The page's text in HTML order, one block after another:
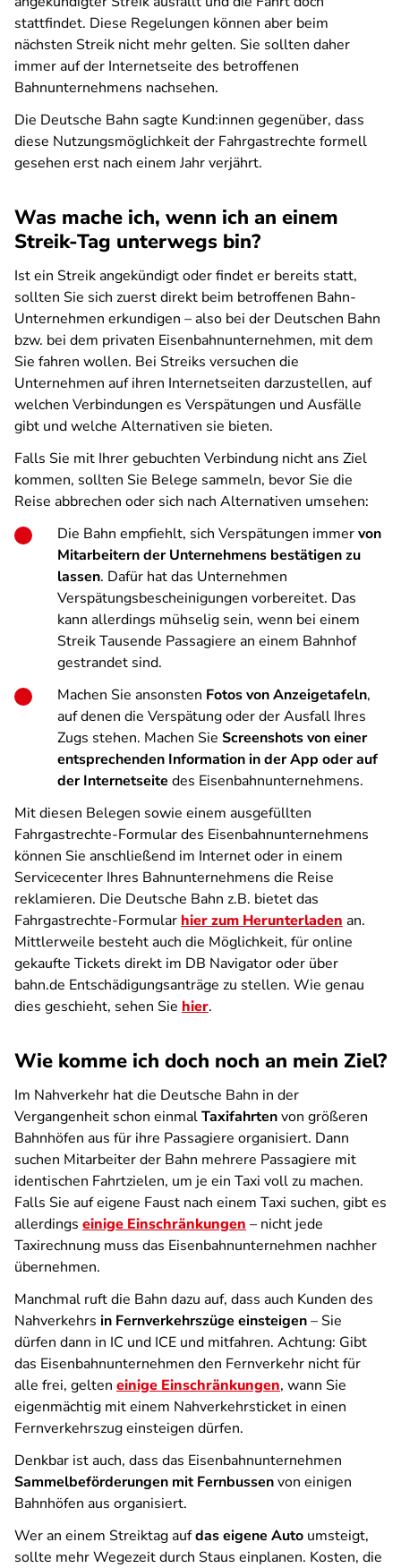
stattfindet. Diese Regelungen können aber beim
nächsten Streik nicht mehr gelten. Sie sollten daher
immer auf der Internetseite des betroffenen
Bahnunternehmens nachsehen.
Die Deutsche Bahn sagte Kund:innen gegenüber, dass
diese Nutzungsmöglichkeit der Fahrgastrechte formell
gesehen erst nach einem Jahr verjährt.
Was mache ich, wenn ich an einem
Streik-Tag unterwegs bin?
Ist ein Streik angekündigt oder findet er bereits statt,
sollten Sie sich zuerst direkt beim betroffenen Bahn-
Unternehmen erkundigen – also bei der Deutschen Bahn
bzw. bei dem privaten Eisenbahnunternehmen, mit dem
Sie fahren wollen. Bei Streiks versuchen die
Unternehmen auf ihren Internetseiten darzustellen, auf
welchen Verbindungen es Verspätungen und Ausfälle
gibt und welche Alternativen sie bieten.
Falls Sie mit Ihrer gebuchten Verbindung nicht ans Ziel
kommen, sollten Sie Belege sammeln, bevor Sie die
Reise abbrechen oder sich nach Alternativen umsehen:
Die Bahn empfiehlt, sich Verspätungen immervon
Mitarbeitern der Unternehmens bestätigen zu
lassen. Dafür hat das Unternehmen
Verspätungsbescheinigungen vorbereitet. Das
kann allerdings mühselig sein, wenn bei einem
Streik Tausende Passagiere an einem Bahnhof
gestrandet sind.
Machen Sie ansonsten Fotos von Anzeigetafeln,
auf denen die Verspätung oder der Ausfall Ihres
Zugs stehen. Machen Sie Screenshots von einer
entsprechenden Information in der App oder auf
der Internetseite des Eisenbahnunternehmens.
Mit diesen Belegen sowie einem ausgefüllten
Fahrgastrechte-Formular des Eisenbahnunternehmens
können Sie anschließend im Internet oder in einem
Servicecenter Ihres Bahnunternehmens die Reise
reklamieren. Die Deutsche Bahn z.B. bietet das
Fahrgastrechte-Formular hier zum Herunterladen an.
Mittlerweile besteht auch die Möglichkeit, für online
gekaufte Tickets direkt im DB Navigator oder über
bahn.de Entschädigungsanträge zu stellen. Wie genau
dies geschieht, sehen Sie hier.
Wie komme ich doch noch an mein Ziel?
Im Nahverkehr hat die Deutsche Bahn in der
Vergangenheit schon einmalTaxifahrtenvon größeren
Bahnhöfen aus für ihre Passagiere organisiert. Dann
suchen Mitarbeiter der Bahn mehrere Passagiere mit
identischen Fahrtzielen, um je ein Taxi voll zu machen.
Falls Sie auf eigene Faust nach einem Taxi suchen, gibt es
allerdings einige Einschränkungen – nicht jede
Taxirechnung muss das Eisenbahnunternehmen nachher
übernehmen.
Manchmal ruft die Bahn dazu auf, dass auch Kunden des
Nahverkehrs in Fernverkehrszüge einsteigen– Sie
dürfen dann in IC und ICE und mitfahren. Achtung: Gibt
das Eisenbahnunternehmen den Fernverkehr nicht für
alle frei, gelten einige Einschränkungen, wann Sie
eigenmächtig mit einem Nahverkehrsticket in einen
Fernverkehrszug einsteigen dürfen.
Denkbar ist auch, dass das Eisenbahnunternehmen
Sammelbeförderungen mit Fernbussenvon einigen
Bahnhöfen aus organisiert.
Wer an einem Streiktag aufdas eigene Auto umsteigt,
sollte mehr Wegezeit durch Staus einplanen. Kosten, die